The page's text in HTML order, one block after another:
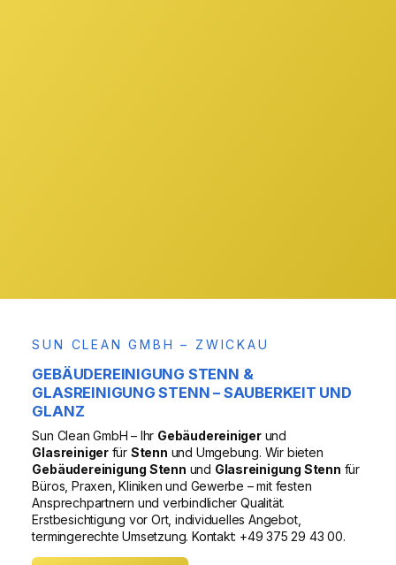
SUN CLEAN GMBH – ZWICKAU
GEBÄUDEREINIGUNG STENN &
GLASREINIGUNG STENN – SAUBERKEIT UND
GLANZ
Sun Clean GmbH – Ihr Gebäudereinigerund
Glasreinigerfür Stenn und Umgebung. Wir bieten
Gebäudereinigung Stenn und Glasreinigung Stenn für
Büros, Praxen, Kliniken und Gewerbe – mit festen
Ansprechpartnern und verbindlicher Qualität.
Erstbesichtigung vor Ort, individuelles Angebot,
termingerechte Umsetzung. Kontakt: +49 375 29 43 00.